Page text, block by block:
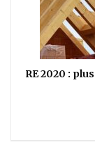
RE 2020 :